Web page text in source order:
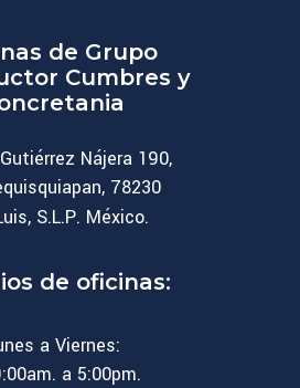
de Grupo
Cumbres y
Nájera 190,
78230
S.L.P. México.
de oficinas:
a Viernes:
a 5:00pm.